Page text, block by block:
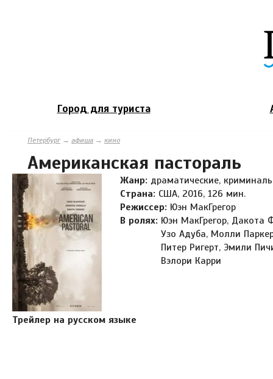
Город для туриста
Петербург→ афиша → кино
Американская пастораль
Жанр: драматические,
Страна: США, 2016, 126 мин.
Режиссер: Юэн МакГрегор
В ролях: Юэн МакГрегор, Дакота
Узо Адуба, Молли
Питер Ригерт, Эмили
Вэлори Карри
Трейлер на русском языке